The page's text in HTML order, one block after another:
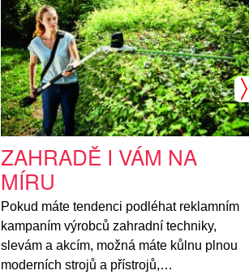
ZAHRADĚ I VÁM NA
MÍRU
Pokud máte tendenci podléhat reklamním
kampaním výrobců zahradní techniky,
slevám a akcím, možná máte kůlnu plnou
moderních strojů a přístrojů,…